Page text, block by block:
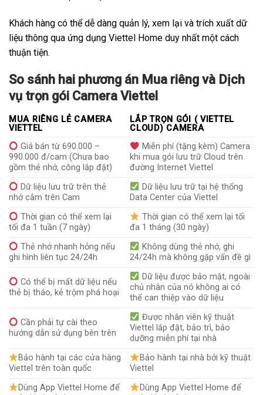
Khách hàng có thể dễ dàng quản lý, xem lại và trích xuất dữ
liệu thông qua ứng dụng Viettel Home duy nhất một cách
thuận tiện.
So sánh hai phương án Mua riêng và Dịch
vụ trọn gói Camera Viettel
MUA RIÊNG LẺ CAMERA
VIETTEL
LẮP TRỌN GÓI ( VIETTEL
CLOUD) CAMERA
Giá bán từ 690.000 –
990.000 đ/cam (Chưa bao
gồm thẻ nhớ, công lắp đặt)
Miễn phí (tặng kèm) Camera
khi mua gói lưu trữ Cloud trên
đường Internet Viettel
Dữ liệu lưu trữ trên thẻ
nhớ cắm trên Cam
Dữ liệu lưu trữ tại hệ thống
Data Center của Viettel
Thời gian có thể xem lại
tối đa 1 tuần (7 ngày)
Thời gian có thể xem lại tối
đa 1 tháng (30 ngày)
Thẻ nhớ nhanh hỏng nếu
ghi hình liên tục 24/24h
Không dùng thẻ nhớ, ghi
24/24h mà không gặp vấn đề gì
Có thể bị mất dữ liệu nếu
thẻ bị tháo, kẻ trộm phá hoại
Dữ liệu được bảo mật, ngoài
chủ nhân của nó không ai có
thể can thiệp vào dữ liệu
Cần phải tự cài theo
hướng dẫn sử dụng bên trên
Được nhân viên kỹ thuật
Viettel lắp đặt, bảo trì, bảo
dưỡng miễn phí tại nhà
Bảo hành tại các cửa hàng
Viettel trên toàn quốc
Bảo hành tại nhà bởi kỹ thuật
Viettel
Dùng App Viettel Home để
Dùng App Viettel Home để